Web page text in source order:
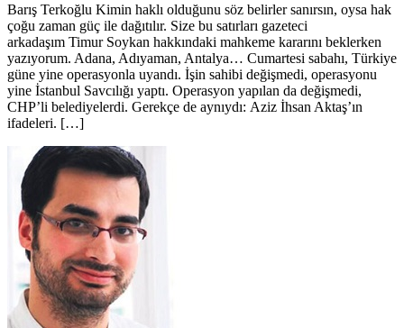
Barış Terkoğlu Kimin haklı olduğunu söz belirler sanırsın, oysa hak
çoğu zaman güç ile dağıtılır. Size bu satırları gazeteci
arkadaşım Timur Soykan hakkındaki mahkeme kararını beklerken
yazıyorum. Adana, Adıyaman, Antalya… Cumartesi sabahı, Türkiye
güne yine operasyonla uyandı. İşin sahibi değişmedi, operasyonu
yine İstanbul Savcılığı yaptı. Operasyon yapılan da değişmedi,
CHP’li belediyelerdi. Gerekçe de aynıydı: Aziz İhsan Aktaş’ın
ifadeleri. […]